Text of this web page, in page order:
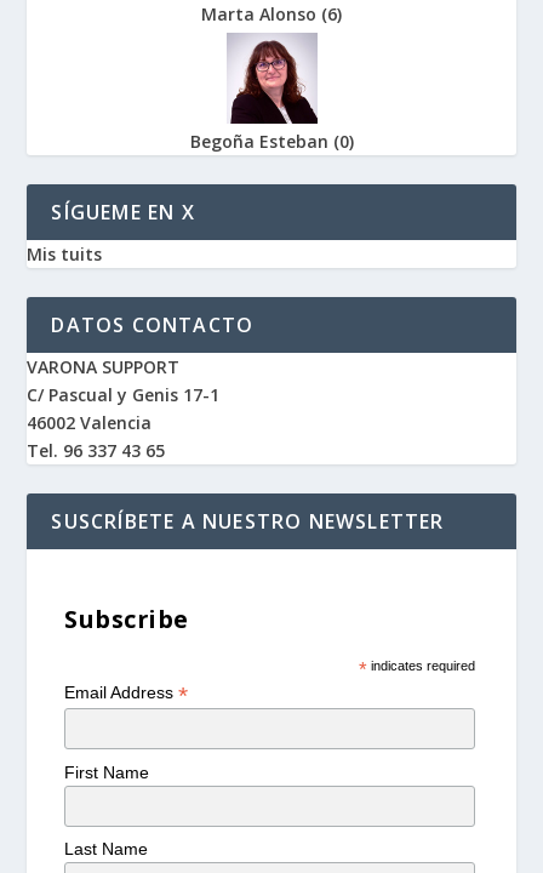
Marta Alonso (6)
Begoña Esteban (0)
SÍGUEME EN X
Mis tuits
DATOS CONTACTO
VARONA SUPPORT
C/ Pascual y Genis 17-1
46002 Valencia
Tel. 96 337 43 65
SUSCRÍBETE A NUESTRO NEWSLETTER
Subscribe
*indicates required
Email Address*
First Name
Last Name